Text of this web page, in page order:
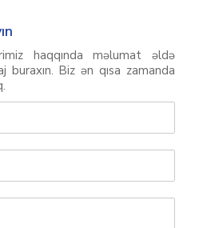
haqqında məlumat əldə
Biz ən qısa zamanda